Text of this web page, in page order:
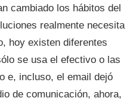
cambiado los hábitos del
realmente necesita
hoy existen diferentes
se usa el efectivo o las
e, incluso, el email dejó
de comunicación, ahora,